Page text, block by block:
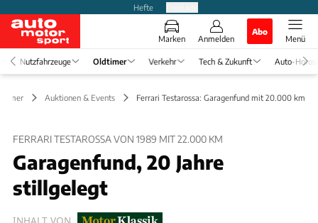
Hefte
Marken Anmelden
Abo
Menü
Nutzfahrzeuge Oldtimer Verkehr Tech & Zukunft Auto-
Auktionen & Events Ferrari Testarossa: Garagenfund mit 20.000 km
FERRARI TESTAROSSA VON 1989 MIT 22.000 KM
Garagenfund, 20 Jahre
stillgelegt